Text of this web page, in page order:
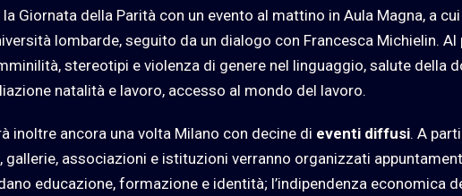
Giornata della Parità con un evento al mattino in Aula Magna, a cui
lombarde, seguito da un dialogo con Francesca Michielin.
stereotipi e violenza di genere nel linguaggio, salute della
natalità e lavoro, accesso al mondo del lavoro.
inoltre ancora una volta Milano con decine di eventi diffusi. A
gallerie, associazioni e istituzioni verranno organizzati
educazione, formazione e identità; l’indipendenza economica